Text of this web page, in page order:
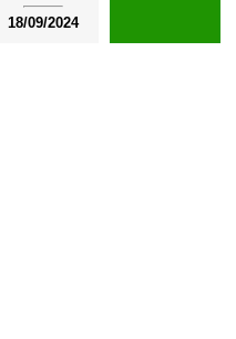
18/09/2024